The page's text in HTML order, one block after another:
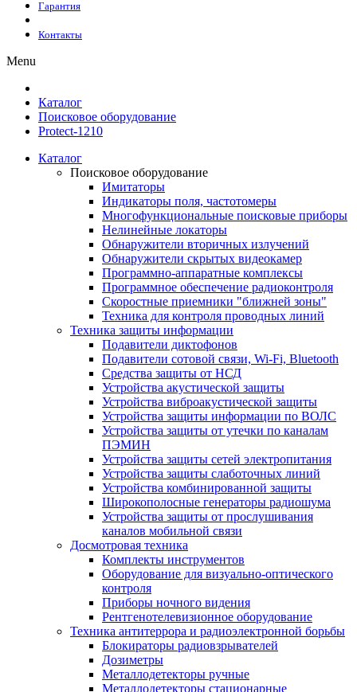
Гарантия
Контакты
Menu
Каталог
Поисковое оборудование
Protect-1210
Каталог
Поисковое оборудование
Имитаторы
Индикаторы поля, частотомеры
Многофункциональные поисковые приборы
Нелинейные локаторы
Обнаружители вторичных излучений
Обнаружители скрытых видеокамер
Программно-аппаратные комплексы
Программное обеспечение радиоконтроля
Скоростные приемники "ближней зоны"
Техника для контроля проводных линий
Техника защиты информации
Подавители диктофонов
Подавители сотовой связи, Wi-Fi, Bluetooth
Средства защиты от НСД
Устройства акустической защиты
Устройства виброакустической защиты
Устройства защиты информации по ВОЛС
Устройства защиты от утечки по каналам
ПЭМИН
Устройства защиты сетей электропитания
Устройства защиты слаботочных линий
Устройства комбинированной защиты
Широкополосные генераторы радиошума
Устройства защиты от прослушивания
каналов мобильной связи
Досмотровая техника
Комплекты инструментов
Оборудование для визуально-оптического
контроля
Приборы ночного видения
Рентгенотелевизионное оборудование
Техника антитеррора и радиоэлектронной борьбы
Блокираторы радиовзрывателей
Дозиметры
Металлодетекторы ручные
Металлодетекторы стационарные